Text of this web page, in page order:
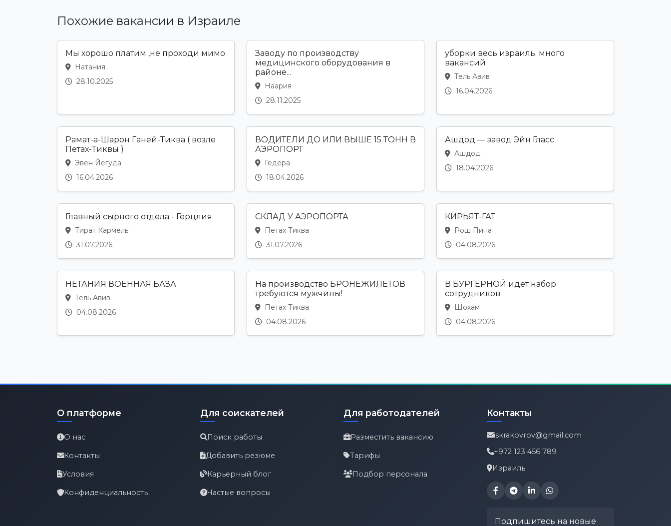
Похожие вакансии в Израиле
Мы хорошо платим ,не проходи мимо
Натания
28.10.2025
Заводу по производству
медицинского оборудования в
районе...
Наария
28.11.2025
уборки весь израиль. много
вакансий
Тель Авив
16.04.2026
Рамат-а-Шарон Ганей-Тиква ( возле
Петах-Тиквы )
Эвен Йегуда
16.04.2026
ВОДИТЕЛИ ДО ИЛИ ВЫШЕ 15 ТОНН В
АЭРОПОРТ
Гедера
18.04.2026
Ашдод — завод Эйн Гласс
Ашдод
18.04.2026
Главный сырного отдела - Герцлия
Тират Кармель
31.07.2026
СКЛАД У АЭРОПОРТА
Петах Тиква
31.07.2026
КИРЬЯТ-ГАТ
Рош Пина
04.08.2026
НЕТАНИЯ ВОЕННАЯ БАЗА
Тель Авив
04.08.2026
На производство БРОНЕЖИЛЕТОВ
требуются мужчины!
Петах Тиква
04.08.2026
В БУРГЕРНОЙ идет набор
сотрудников
Шохам
04.08.2026
О платформе
О нас
Контакты
Условия
Конфиденциальность
Для соискателей
Поиск работы
Добавить резюме
Карьерный блог
Частые вопросы
Для работодателей
Разместить вакансию
Тарифы
Подбор персонала
Контакты
iskrakovrov@gmail.com
+972 123 456 789
Израиль
Подпишитесь на новые